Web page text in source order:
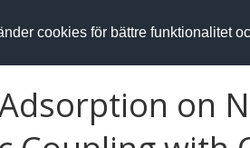
cookies för bättre funktionalitet
on